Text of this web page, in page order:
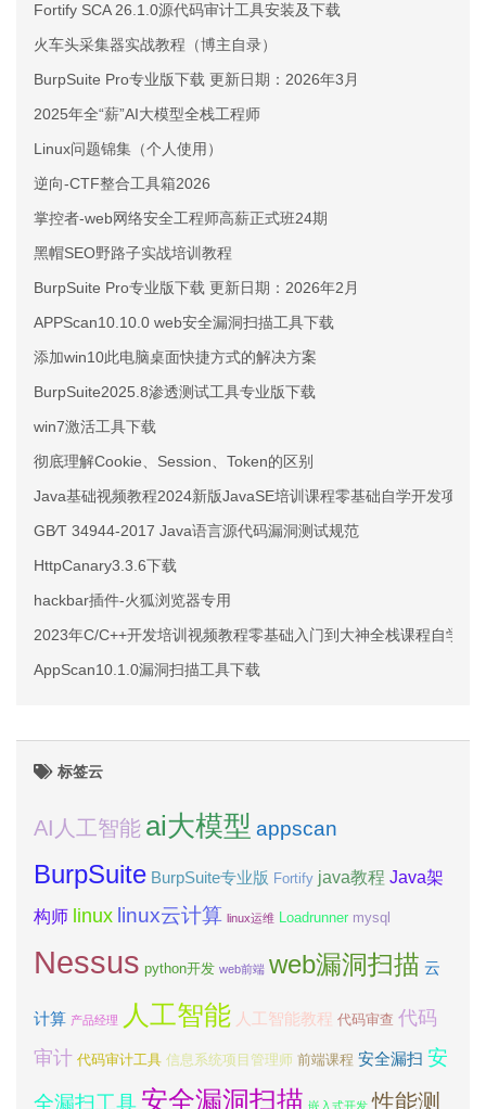
Fortify SCA 26.1.0源代码审计工具安装及下载
火车头采集器实战教程（博主自录）
BurpSuite Pro专业版下载 更新日期：2026年3月
2025年全“薪”AI大模型全栈工程师
Linux问题锦集（个人使用）
逆向-CTF整合工具箱2026
掌控者-web网络安全工程师高薪正式班24期
黑帽SEO野路子实战培训教程
BurpSuite Pro专业版下载 更新日期：2026年2月
APPScan10.10.0 web安全漏洞扫描工具下载
添加win10此电脑桌面快捷方式的解决方案
BurpSuite2025.8渗透测试工具专业版下载
win7激活工具下载
彻底理解Cookie、Session、Token的区别
Java基础视频教程2024新版JavaSE培训课程零基础自学开发项目
GB∕T 34944-2017 Java语言源代码漏洞测试规范
HttpCanary3.3.6下载
hackbar插件-火狐浏览器专用
2023年C/C++开发培训视频教程零基础入门到大神全栈课程自学网
AppScan10.1.0漏洞扫描工具下载
标签云
AI人工智能 ai大模型 appscan
BurpSuite BurpSuite专业版 Fortify java教程 Java架
构师 linux linux云计算 linux运维 Loadrunner mysql
Nessus python开发 web前端 web漏洞扫描 云
计算 产品经理 人工智能 人工智能教程 代码审查 代码
审计 代码审计工具 信息系统项目管理师 前端课程 安全漏扫 安
全漏扫工具 安全漏洞扫描 嵌入式开发 性能测